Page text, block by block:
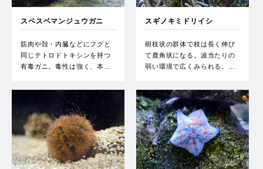
スベスベマンジュウガニ
筋肉や殻・内臓などにフグと
同じテトロドトキシンを持つ
有毒ガニ。毒性は強く、本…
スギノキミドリイシ
樹枝状の群体で枝は長く伸び
て鹿角状になる。波当たりの
弱い環境で広くみられる。…